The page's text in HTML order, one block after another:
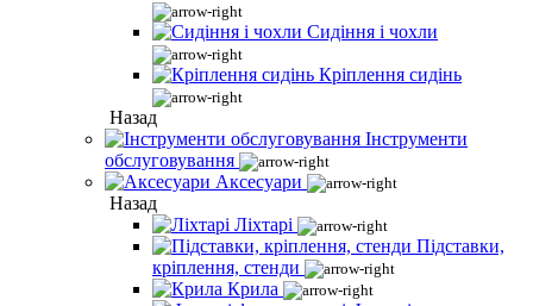
Сидіння і чохли
Кріплення сидінь
Назад
Інструменти
обслуговування
Аксесуари
Назад
Ліхтарі
Підставки,
кріплення, стенди
Крила